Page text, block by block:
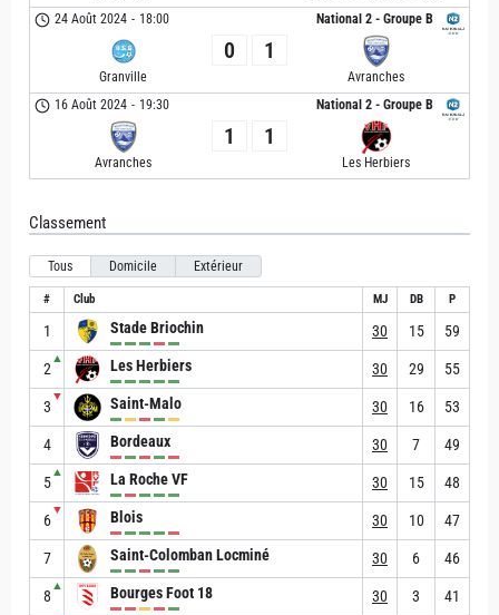
National 2 - Groupe B
24 Août 2024 - 18:00
Granville
0 1
Avranches
National 2 - Groupe B
16 Août 2024 - 19:30
Avranches
1 1
Les Herbiers
Classement
Tous Domicile Extérieur
# Club MJ DB P
1 Stade Briochin 30 15 59
2
▲ Les Herbiers 30 29 55
3
▼ Saint-Malo 30 16 53
4 Bordeaux 30 7 49
5
▲ La Roche VF 30 15 48
6
▼ Blois 30 10 47
7 Saint-Colomban Locminé 30 6 46
8
▲ Bourges Foot 18 30 3 41